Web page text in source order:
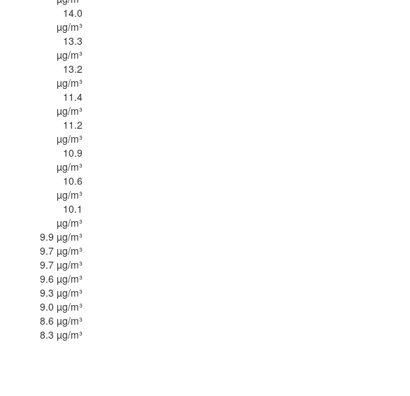
14.0
µg/m³
13.3
µg/m³
13.2
µg/m³
11.4
µg/m³
11.2
µg/m³
10.9
µg/m³
10.6
µg/m³
10.1
µg/m³
9.9 µg/m³
9.7 µg/m³
9.7 µg/m³
9.6 µg/m³
9.3 µg/m³
9.0 µg/m³
8.6 µg/m³
8.3 µg/m³